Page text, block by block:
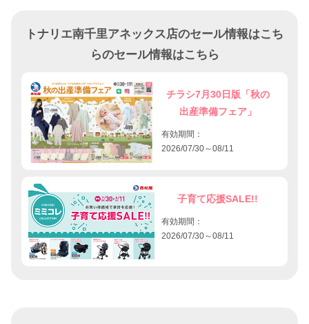
トナリエ南千里アネックス店のセール情報はこち
らのセール情報はこちら
チラシ7月30日版「秋の
出産準備フェア」
有効期間：
2026/07/30～08/11
子育て応援SALE!!
有効期間：
2026/07/30～08/11